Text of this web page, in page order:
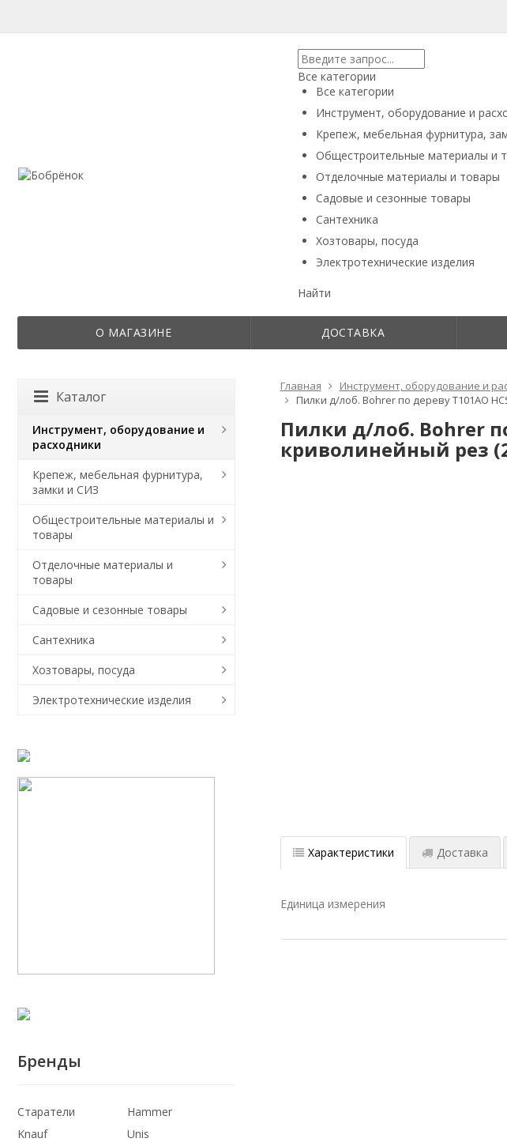
Все категории
Все категории
Инструмент, оборудование и
Крепеж, мебельная фурнитура,
Общестроительные материалы и
Отделочные материалы и товары
Садовые и сезонные товары
Сантехника
Хозтовары, посуда
Электротехнические изделия
Найти
О МАГАЗИНЕ ДОСТАВКА
Главная Инструмент, оборудование и
Пилки д/лоб. Bohrer по дереву T101AO
Пилки д/лоб. Bohrer
криволинейный рез
Характеристики Доставка
Единица измерения
Каталог
Инструмент, оборудование и
расходники
Крепеж, мебельная фурнитура,
замки и СИЗ
Общестроительные материалы и
товары
Отделочные материалы и
товары
Садовые и сезонные товары
Сантехника
Хозтовары, посуда
Электротехнические изделия
Бренды
Старатели
Hammer
Knauf
Unis